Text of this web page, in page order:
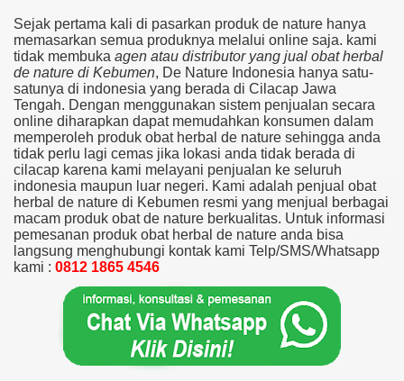
Sejak pertama kali di pasarkan produk de nature hanya
memasarkan semua produknya melalui online saja. kami
tidak membuka agen atau distributor yang jual obat herbal
de nature di Kebumen, De Nature Indonesia hanya satu-
satunya di indonesia yang berada di Cilacap Jawa
Tengah. Dengan menggunakan sistem penjualan secara
online diharapkan dapat memudahkan konsumen dalam
memperoleh produk obat herbal de nature sehingga anda
tidak perlu lagi cemas jika lokasi anda tidak berada di
cilacap karena kami melayani penjualan ke seluruh
indonesia maupun luar negeri. Kami adalah penjual obat
herbal de nature di Kebumen resmi yang menjual berbagai
macam produk obat de nature berkualitas. Untuk informasi
pemesanan produk obat herbal de nature anda bisa
langsung menghubungi kontak kami Telp/SMS/Whatsapp
kami : 0812 1865 4546